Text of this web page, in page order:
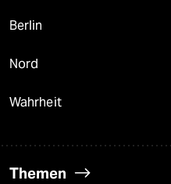
Berlin
Nord
Wahrheit
Themen